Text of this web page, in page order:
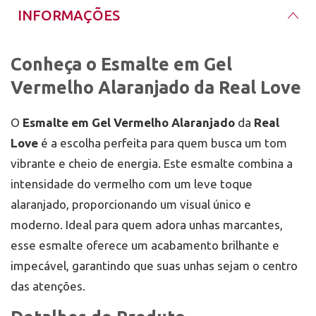
INFORMAÇÕES
Conheça o Esmalte em Gel
Vermelho Alaranjado da Real Love
O Esmalte em Gel Vermelho Alaranjado da Real
Love é a escolha perfeita para quem busca um tom
vibrante e cheio de energia. Este esmalte combina a
intensidade do vermelho com um leve toque
alaranjado, proporcionando um visual único e
moderno. Ideal para quem adora unhas marcantes,
esse esmalte oferece um acabamento brilhante e
impecável, garantindo que suas unhas sejam o centro
das atenções.